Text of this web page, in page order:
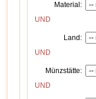
Material:
UND
Land:
UND
Münzstätte:
UND